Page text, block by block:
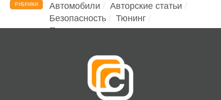
РУБРИКИ Автомобили
Авторские статьи
Безопасность
Тюнинг
Помощь водителю